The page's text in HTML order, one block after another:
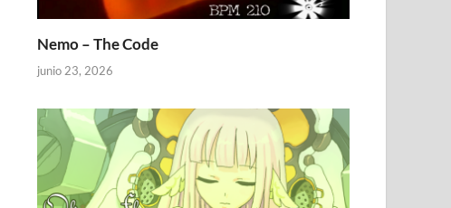
Nemo – The Code
junio 23, 2026